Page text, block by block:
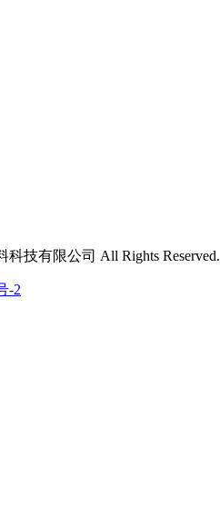
技有限公司 All Rights Reserved.
-2